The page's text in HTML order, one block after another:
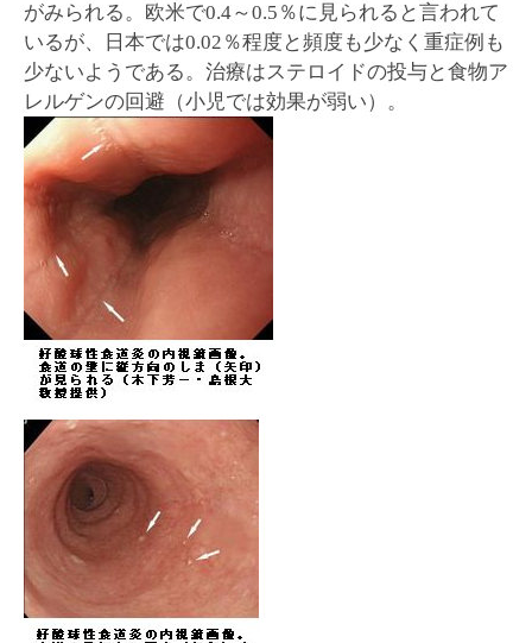
がみられる。欧米で0.4～0.5％に見られると言われて
いるが、日本では0.02％程度と頻度も少なく重症例も
少ないようである。治療はステロイドの投与と食物ア
レルゲンの回避（小児では効果が弱い）。